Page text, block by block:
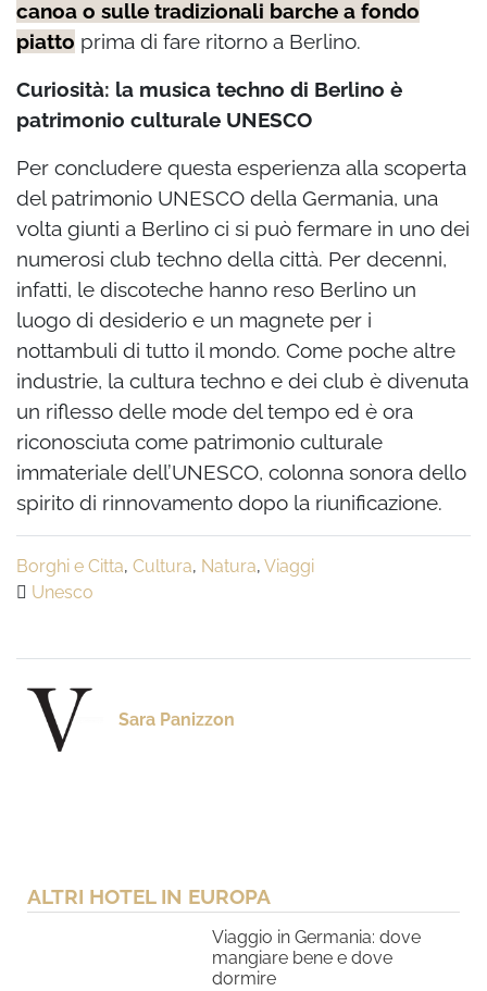
canoa o sulle tradizionali barche a fondo
piatto prima di fare ritorno a Berlino.
Curiosità: la musica techno di Berlino è
patrimonio culturale UNESCO
Per concludere questa esperienza alla scoperta
del patrimonio UNESCO della Germania, una
volta giunti a Berlino ci si può fermare in uno dei
numerosi club techno della città. Per decenni,
infatti, le discoteche hanno reso Berlino un
luogo di desiderio e un magnete per i
nottambuli di tutto il mondo. Come poche altre
industrie, la cultura techno e dei club è divenuta
un riflesso delle mode del tempo ed è ora
riconosciuta come patrimonio culturale
immateriale dell’UNESCO, colonna sonora dello
spirito di rinnovamento dopo la riunificazione.
Borghi e Citta, Cultura, Natura, Viaggi
Unesco
Sara Panizzon
ALTRI HOTEL IN EUROPA
Viaggio in Germania: dove
mangiare bene e dove
dormire